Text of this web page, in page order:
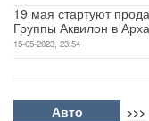
19 мая стартуют
Группы Аквилон в
15-05-2023, 23:54
Авто >>>